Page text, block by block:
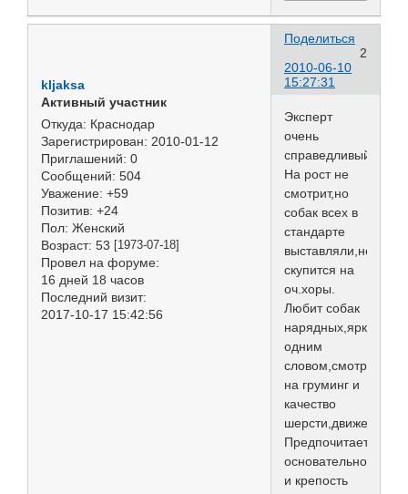
Поделиться
2
2010-06-10
15:27:31
kljaksa
Активный участник
Откуда: Краснодар
Зарегистрирован: 2010-01-12
Приглашений: 0
Сообщений: 504
Уважение: +59
Позитив: +24
Пол: Женский
Возраст: 53 [1973-07-18]
Провел на форуме:
16 дней 18 часов
Последний визит:
2017-10-17 15:42:56
Эксперт
очень
справедливый.
На рост не
смотрит,но
собак всех в
стандарте
выставляли,не
скупится на
оч.хоры.
Любит собак
одним
словом,смотрит
на груминг и
качество
шерсти,движения.
Предпочитает
основательность
и крепость